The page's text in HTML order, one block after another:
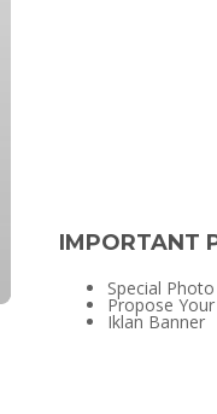
IMPORTANT
Special
Propose
Iklan Banner